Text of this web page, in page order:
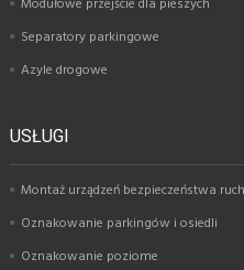
Modułowe przejście dla pieszych
Separatory parkingowe
Azyle drogowe
USŁUGI
Montaż urządzeń bezpieczeństwa
Oznakowanie parkingów i osiedli
Oznakowanie poziome